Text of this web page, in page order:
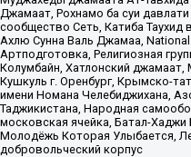
Джамаат, Рохнамо ба суи
сообщество Сеть, Катиба
Ахлю Сунна Валь Джамаа,
Артподготовка, Религиозная
Колумбайн, Хатлонский джамаат,
Кушкуль г. Оренбург, Крымско-
имени Номана Челебиджихана,
Таджикистана, Народная
московская ячейка, Батал-Хаджи
Молодёжь Которая Улыбается,
добровольческий корпус